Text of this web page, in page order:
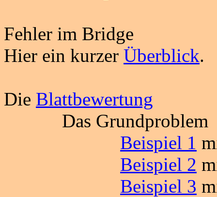
Fehler im Bridge
Hier ein kurzer Überblick.
Die Blattbewertung
Das Grundproblem
Beispiel 1
Beispiel 2
Beispiel 3